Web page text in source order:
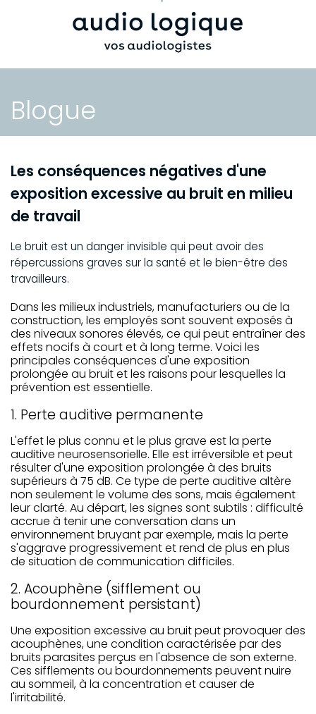
Blogue
Les conséquences négatives d'une
exposition excessive au bruit en milieu
de travail
Le bruit est un danger invisible qui peut avoir des
répercussions graves sur la santé et le bien-être des
travailleurs.
Dans les milieux industriels, manufacturiers ou de la
construction, les employés sont souvent exposés à
des niveaux sonores élevés, ce qui peut entraîner des
effets nocifs à court et à long terme. Voici les
principales conséquences d'une exposition
prolongée au bruit et les raisons pour lesquelles la
prévention est essentielle.
1. Perte auditive permanente
L'effet le plus connu et le plus grave est la perte
auditive neurosensorielle. Elle est irréversible et peut
résulter d'une exposition prolongée à des bruits
supérieurs à 75 dB. Ce type de perte auditive altère
non seulement le volume des sons, mais également
leur clarté. Au départ, les signes sont subtils : difficulté
accrue à tenir une conversation dans un
environnement bruyant par exemple, mais la perte
s'aggrave progressivement et rend de plus en plus
de situation de communication difficiles.
2. Acouphène (sifflement ou
bourdonnement persistant)
Une exposition excessive au bruit peut provoquer des
acouphènes, une condition caractérisée par des
bruits parasites perçus en l'absence de son externe.
Ces sifflements ou bourdonnements peuvent nuire
au sommeil, à la concentration et causer de
l'irritabilité.